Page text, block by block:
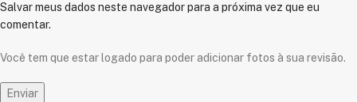
Salvar meus dados neste navegador para a próxima vez que eu
comentar.
Você tem que estar logado para poder adicionar fotos à sua revisão.